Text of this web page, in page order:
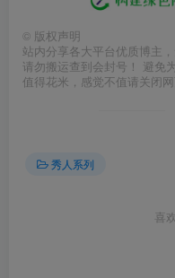
© 版权声明
站内分享各大平台优质博主
请勿搬运查到会封号！ 避免
值得花米，感觉不值请关闭网
秀人系列
喜